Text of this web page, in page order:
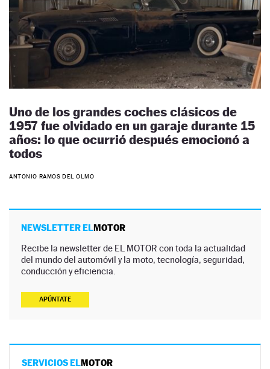
Uno de los grandes coches clásicos de
1957 fue olvidado en un garaje durante 15
años: lo que ocurrió después emocionó a
todos
ANTONIO RAMOS DEL OLMO
NEWSLETTER ELMOTOR
Recibe la newsletter de EL MOTOR con toda la actualidad
del mundo del automóvil y la moto, tecnología, seguridad,
conducción y eficiencia.
APÚNTATE
SERVICIOS ELMOTOR